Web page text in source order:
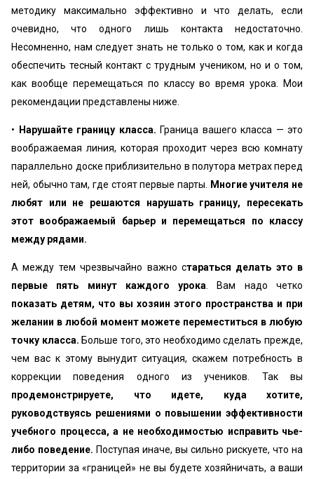
методику максимально эффективно и что делать, если
очевидно, что одного лишь контакта недостаточно.
Несомненно, нам следует знать не только о том, как и когда
обеспечить тесный контакт с трудным учеником, но и о том,
как вообще перемещаться по классу во время урока. Мои
рекомендации представлены ниже.
• Нарушайте границу класса. Граница вашего класса — это
воображаемая линия, которая проходит через всю комнату
параллельно доске приблизительно в полутора метрах перед
ней, обычно там, где стоят первые парты.
Многие учителя не
любят или не решаются нарушать границу, пересекать
этот воображаемый барьер и перемещаться по классу
между рядами.
А между тем чрезвычайно важно стараться делать это в
первые пять минут каждого урока . Вам надо четко
показать детям, что вы хозяин этого пространства и при
желании в любой момент можете переместиться в любую
точку класса. Больше того, это необходимо сделать прежде,
чем вас к этому вынудит ситуация, скажем потребность в
коррекции поведения одного из учеников. Так вы
продемонстрируете, что идете, куда хотите,
руководствуясь решениями о повышении эффективности
учебного процесса, а не необходимостью исправить чье-
либо поведение. Поступая иначе, вы сильно рискуете, что на
территории за «границей» не вы будете хозяйничать, а ваши